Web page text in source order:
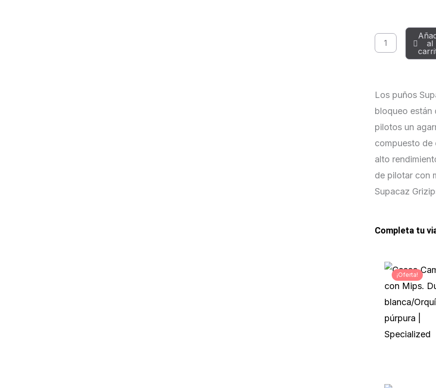
Grips
MTB
c/seguro
|
Supacaz
cantidad
al
Los puños
bloqueo están
pilotos un
compuesto de
alto
de pilotar con
Supacaz
Completa tu
¡Oferta!